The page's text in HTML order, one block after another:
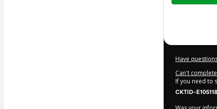
Have
Can't
If you need to
CKTID-